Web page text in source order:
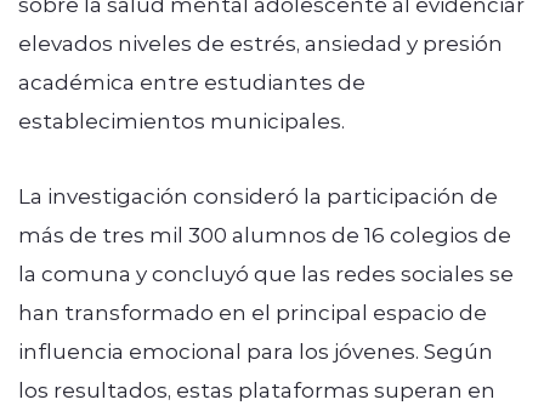
elevados niveles de estrés, ansiedad y presión
académica entre estudiantes de
establecimientos municipales.
La investigación consideró la participación de
más de tres mil 300 alumnos de 16 colegios de
la comuna y concluyó que las redes sociales se
han transformado en el principal espacio de
influencia emocional para los jóvenes. Según
los resultados, estas plataformas superan en